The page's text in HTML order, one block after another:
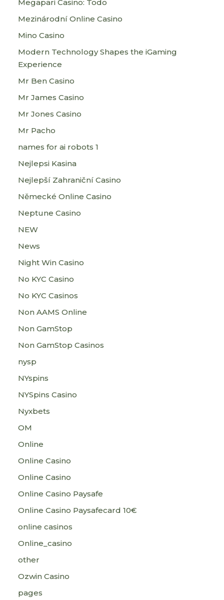
Megapari Casino: Todo
Mezinárodní Online Casino
Mino Casino
Modern Technology Shapes the iGaming
Experience
Mr Ben Casino
Mr James Casino
Mr Jones Casino
Mr Pacho
names for ai robots 1
Nejlepsi Kasina
Nejlepší Zahraniční Casino
Německé Online Casino
Neptune Casino
NEW
News
Night Win Casino
No KYC Casino
No KYC Casinos
Non AAMS Online
Non GamStop
Non GamStop Casinos
nysp
NYspins
NYSpins Casino
Nyxbets
OM
Online
Online Casino
Online Casino
Online Casino Paysafe
Online Casino Paysafecard 10€
online casinos
Online_casino
other
Ozwin Casino
pages